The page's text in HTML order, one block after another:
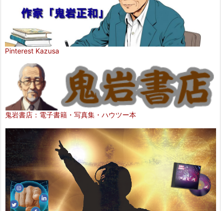
Pinterest Kazusa
鬼岩書店：電子書籍・写真集・ハウツー本